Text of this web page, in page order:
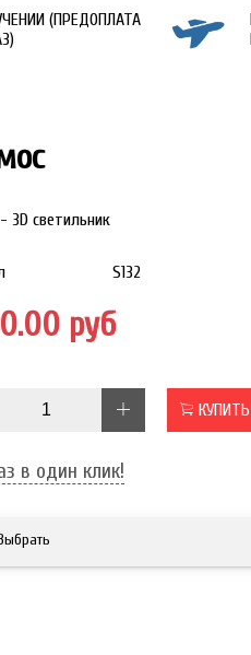
(ПРЕДОПЛАТА
3D светильник
S132
руб
КУПИТЬ
в один клик!